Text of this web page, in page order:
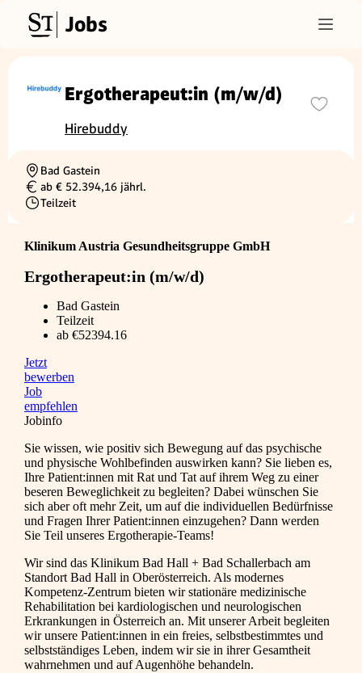
Jobs
Ergotherapeut:in (m/w/d)
Hirebuddy
Ortschaft
Bad Gastein
Gehalt
ab € 52.394,16 jährl.
Beschäftigungsart
Teilzeit
Klinikum Austria Gesundheitsgruppe GmbH
Ergotherapeut:in (m/w/d)
Bad Gastein
Teilzeit
ab €52394.16
Jetzt
bewerben
Job
empfehlen
Jobinfo
Sie wissen, wie positiv sich Bewegung auf das psychische
und physische Wohlbefinden auswirken kann? Sie lieben es,
Ihre Patient:innen mit Rat und Tat auf ihrem Weg zu einer
beseren Beweglichkeit zu begleiten? Dabei wünschen Sie
sich aber oft mehr Zeit, um auf die individuellen Bedürfnisse
und Fragen Ihrer Patient:innen einzugehen? Dann werden
Sie Teil unseres Ergotherapie-Teams!
Wir sind das Klinikum Bad Hall + Bad Schallerbach am
Standort Bad Hall in Oberösterreich. Als modernes
Kompetenz-Zentrum bieten wir stationäre medizinische
Rehabilitation bei kardiologischen und neurologischen
Erkrankungen in Österreich an. Mit unserer Arbeit begleiten
wir unsere Patient:innen in ein freies, selbstbestimmtes und
selbstständiges Leben, indem wir sie in ihrer Gesamtheit
wahrnehmen und auf Augenhöhe behandeln.